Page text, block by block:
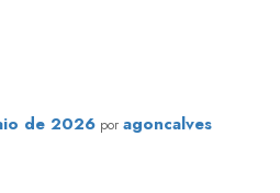
de 2026 por agoncalves